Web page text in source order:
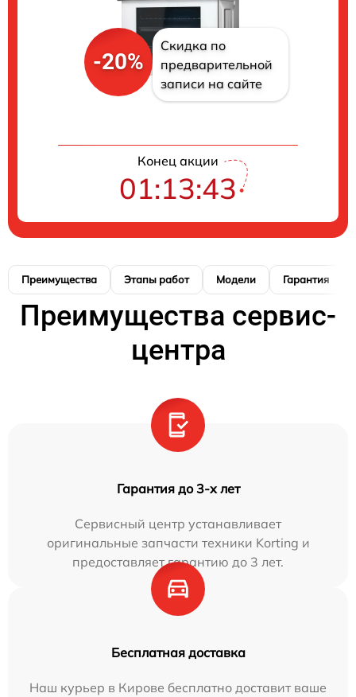
-20%
Скидка по
предварительной
записи на сайте
Конец акции
01:13:42
Преимущества Этапы работ Модели Гарантия
Преимущества сервис-
центра
Гарантия до 3-х лет
Сервисный центр устанавливает
оригинальные запчасти техники Korting и
предоставляет гарантию до 3 лет.
Бесплатная доставка
Наш курьер в Кирове бесплатно доставит ваше